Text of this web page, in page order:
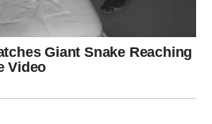
nagrada koju ste dugo čekali.
i mir
trenuci sreće.